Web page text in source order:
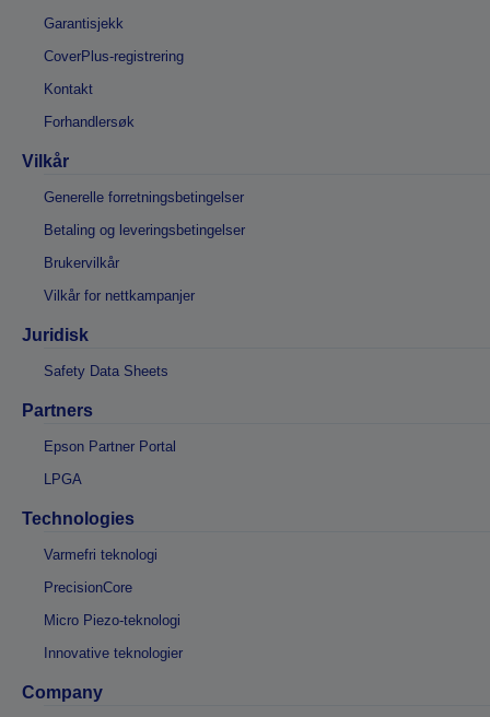
Garantisjekk
CoverPlus-registrering
Kontakt
Forhandlersøk
Vilkår
Generelle forretningsbetingelser
Betaling og leveringsbetingelser
Brukervilkår
Vilkår for nettkampanjer
Juridisk
Safety Data Sheets
Partners
Epson Partner Portal
LPGA
Technologies
Varmefri teknologi
PrecisionCore
Micro Piezo-teknologi
Innovative teknologier
Company